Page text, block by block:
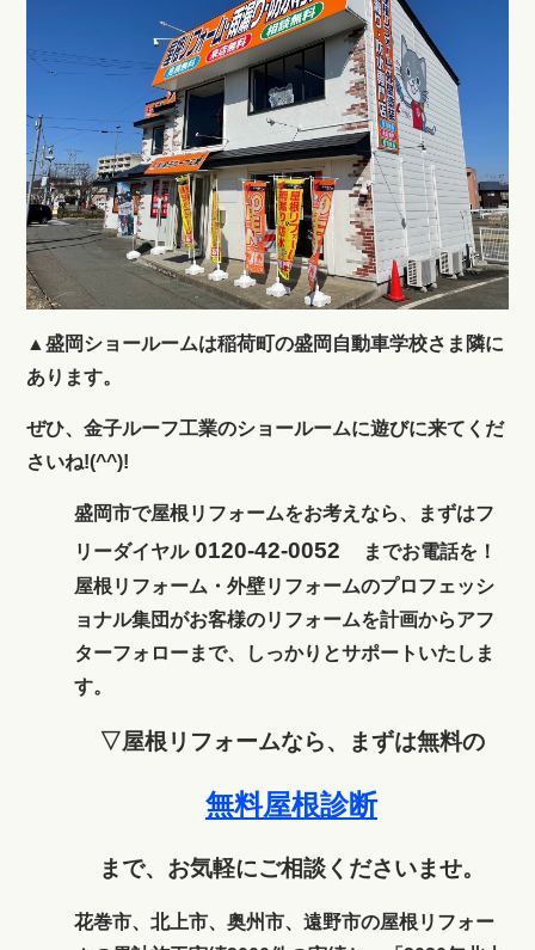
▲盛岡ショールームは稲荷町の盛岡自動車学校さま隣に
あります。
ぜひ、金子ルーフ工業のショールームに遊びに来てくだ
さいね!(^^)!
盛岡市で屋根リフォームをお考えなら、まずはフ
リーダイヤル0120-42-0052
までお電話を！
屋根リフォーム・外壁リフォームのプロフェッシ
ョナル集団がお客様のリフォームを計画からアフ
ターフォローまで、しっかりとサポートいたしま
す。
▽屋根リフォームなら、まずは無料の
無料屋根診断
まで、お気軽にご相談くださいませ。
花巻市、北上市、奥州市、遠野市の屋根リフォー